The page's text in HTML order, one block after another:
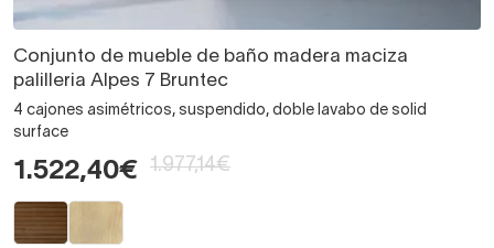
Conjunto de mueble de baño madera maciza
palilleria Alpes 7 Bruntec
4 cajones asimétricos, suspendido, doble lavabo de solid
surface
1.522,40€ 1.977,14€